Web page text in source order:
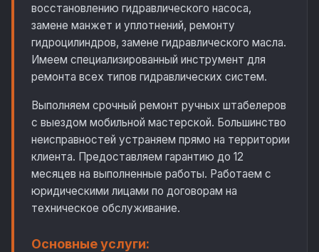
восстановлению гидравлического насоса,
замене манжет и уплотнений, ремонту
гидроцилиндров, замене гидравлического масла.
Имеем специализированный инструмент для
ремонта всех типов гидравлических систем.
Выполняем срочный ремонт ручных штабелеров
с выездом мобильной мастерской. Большинство
неисправностей устраняем прямо на территории
клиента. Предоставляем гарантию до 12
месяцев на выполненные работы. Работаем с
юридическими лицами по договорам на
техническое обслуживание.
Основные услуги: